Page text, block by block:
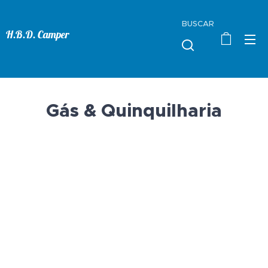
H.B.D. Camper
BUSCAR
Gás & Quinquilharia